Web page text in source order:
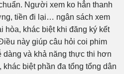
Người xem ko hẳn thanh
tiền đi lại… ngân sách xem
khác biệt khi đăng ký kết
này giúp câu hỏi coi phim
dàng và khả năng thực thi hơn
biệt phần đa tổng tổng dân